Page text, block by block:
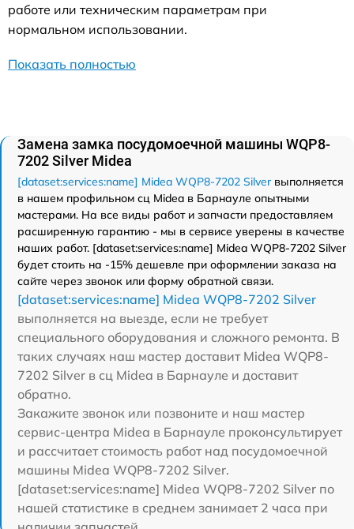
работе или техническим параметрам при
нормальном использовании.
Показать полностью
Замена замка посудомоечной машины WQP8-
7202 Silver Midea
[dataset:services:name] Midea WQP8-7202 Silverвыполняется
в нашем профильном сц Midea в Барнауле опытными
мастерами. На все виды работ и запчасти предоставляем
расширенную гарантию - мы в сервисе уверены в качестве
наших работ. [dataset:services:name] Midea WQP8-7202 Silver
будет стоить на -15% дешевле при оформлении заказа на
сайте через звонок или форму обратной связи.
[dataset:services:name] Midea WQP8-7202 Silver
выполняется на выезде, если не требует
специального оборудования и сложного ремонта. В
таких случаях наш мастер доставит Midea WQP8-
7202 Silver в сц Midea в Барнауле и доставит
обратно.
Закажите звонок или позвоните и наш мастер
сервис-центра Midea в Барнауле проконсультирует
и рассчитает стоимость работ над посудомоечной
машины Midea WQP8-7202 Silver.
[dataset:services:name] Midea WQP8-7202 Silver по
нашей статистике в среднем занимает 2 часа при